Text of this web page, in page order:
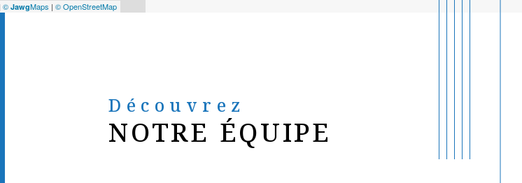
|©JawgMaps |© OpenStreetMap
Découvrez
NOTRE ÉQUIPE